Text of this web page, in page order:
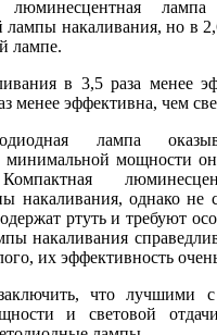
люминесцентная
лампы накаливания, но в
лампе.
в 3,5 раза менее
менее эффективна, чем
лампа
минимальной мощности
накаливания, однако не
ртуть и требуют
накаливания
их эффективность
что лучшими с
и световой